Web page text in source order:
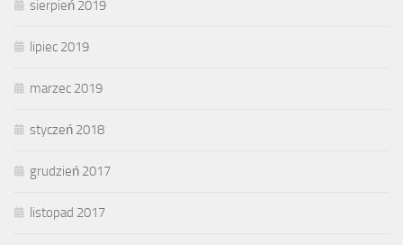
sierpień 2019
lipiec 2019
marzec 2019
styczeń 2018
grudzień 2017
listopad 2017